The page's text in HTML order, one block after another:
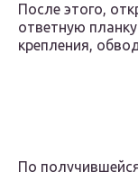
После этого,
ответную
крепления,
По